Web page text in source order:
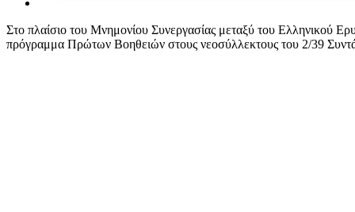
Στο πλαίσιο του Μνημονίου Συνεργασίας μεταξύ του Ελληνικού
πρόγραμμα Πρώτων Βοηθειών στους νεοσύλλεκτους του 2/39